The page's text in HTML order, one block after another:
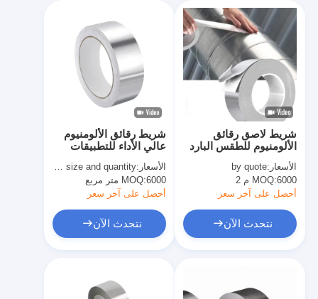
شريط عازل مقاوم للحرارة
شريط لاصق من القماش الزجاجي
شريط لاصق فيلم بوليميد
شريط لاصق رقائق الألومنيوم
شريط من القماش الزجاجي المصنوع من رقائق الألومنيوم
ورق الكرافت ذو الوجه احباط
قماش الألياف الزجاجية رقائق الألومنيوم
شريط رقائق الألومنيوم
عالي الأداء للتطبيقات
الأسعار:basing size and quantity
MOQ:6000 متر مربع
أحصل على آخر سعر
نتحدث الآن
شريط لاصق رقائق
الألومنيوم للطقس البارد
الأسعار:by quote
MOQ:6000 م 2
أحصل على آخر سعر
نتحدث الآن